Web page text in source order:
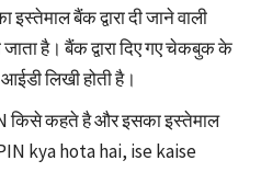
बैंक द्वारा दी जाने वाली
जाता है। बैंक द्वारा दिए गए चेकबुक के
लिखी होती है।
किसे कहते है और इसका इस्तेमाल
kya hota hai, ise kaise